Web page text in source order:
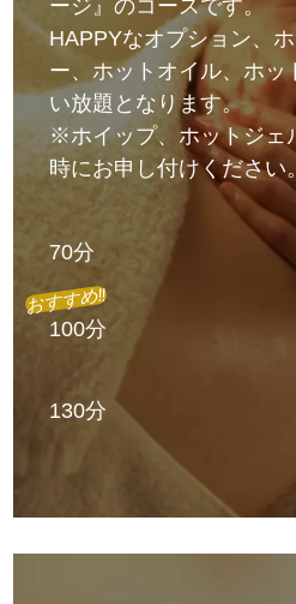
ージ』のコースです。
HAPPYなオプション、
ー、ホットオイル、ホッ
い放題となります。
※ホイップ、ホットジェ
時にお申し付けください
70分
おすすめ!!
100分
130分